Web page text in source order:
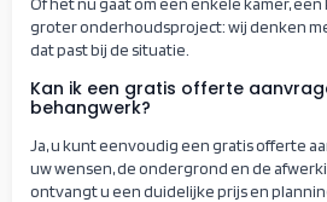
groter onderhoudsproject: wij denken
dat past bij de situatie.
Kan ik een gratis offerte
behangwerk?
Ja, u kunt eenvoudig een gratis offerte
uw wensen, de ondergrond en de
ontvangt u een duidelijke prijs en